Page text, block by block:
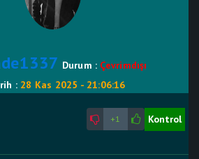
Durum : Çevrimdışı
: 28 Kas 2025 - 21:06:16
+1 Kontrol